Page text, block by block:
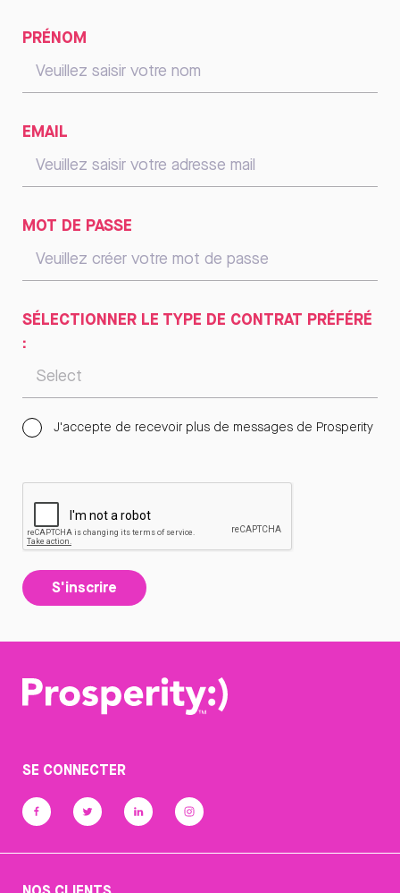
PRÉNOM
EMAIL
MOT DE PASSE
SÉLECTIONNER LE TYPE DE CONTRAT PRÉFÉRÉ
:
J'accepte de recevoir plus de messages de Prosperity
S'inscrire
SE CONNECTER